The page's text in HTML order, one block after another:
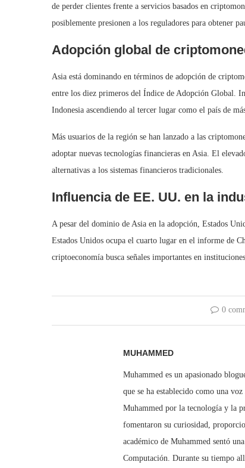
de perder clientes frente a servicios basados ​​en
posiblemente presionen a los reguladores para obtener
Adopción global de
Asia está dominando en términos de adopción de
entre los diez primeros del Índice de Adopción Global.
Indonesia ascendiendo al tercer lugar como el país de
Más usuarios de la región se han lanzado a las
adoptar nuevas tecnologías financieras en Asia. El
alternativas a los sistemas financieros tradicionales.
Influencia de EE. UU. en la
A pesar del dominio de Asia en la adopción, Estados
Estados Unidos ocupa el cuarto lugar en el informe de
criptoeconomía busca señales importantes en
0
MUHAMMED
Muhammed es un apasionado
que se ha establecido como una
Muhammed por la tecnología y la
fomentaron su curiosidad,
académico de Muhammed sentó
Computación. Durante su tiempo